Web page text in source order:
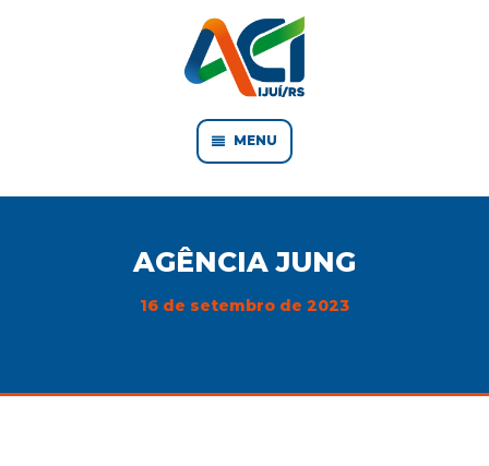
MENU
AGÊNCIA JUNG
16 de setembro de 2023